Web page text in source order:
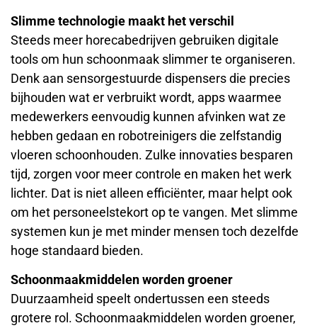
Slimme technologie maakt het verschil
Steeds meer horecabedrijven gebruiken digitale
tools om hun schoonmaak slimmer te organiseren.
Denk aan sensorgestuurde dispensers die precies
bijhouden wat er verbruikt wordt, apps waarmee
medewerkers eenvoudig kunnen afvinken wat ze
hebben gedaan en robotreinigers die zelfstandig
vloeren schoonhouden. Zulke innovaties besparen
tijd, zorgen voor meer controle en maken het werk
lichter. Dat is niet alleen efficiënter, maar helpt ook
om het personeelstekort op te vangen. Met slimme
systemen kun je met minder mensen toch dezelfde
hoge standaard bieden.
Schoonmaakmiddelen worden groener
Duurzaamheid speelt ondertussen een steeds
grotere rol. Schoonmaakmiddelen worden groener,